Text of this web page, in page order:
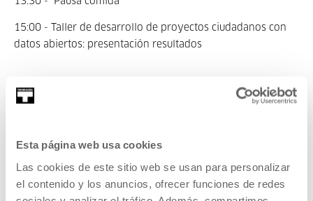
Esta página web usa cookies
Las cookies de este sitio web se usan para personalizar
el contenido y los anuncios, ofrecer funciones de redes
15:00 - Taller de desarrollo de proyectos ciudadanos con
datos abiertos: presentación resultados
Colectivo dedicado
al desarrollo web,
Ingeniera y doctora en
Informática,